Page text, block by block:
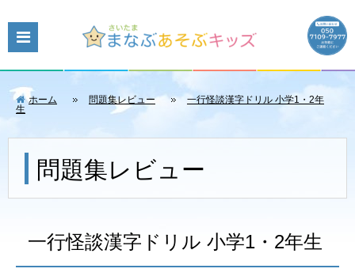
ホーム 問題集レビュー
一行怪談漢字ドリル 小学1・2年
生
問題集レビュー
一行怪談漢字ドリル 小学1・2年生